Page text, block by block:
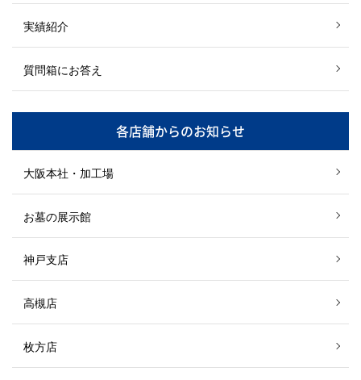
実績紹介
質問箱にお答え
各店舗からのお知らせ
大阪本社・加工場
お墓の展示館
神戸支店
高槻店
枚方店